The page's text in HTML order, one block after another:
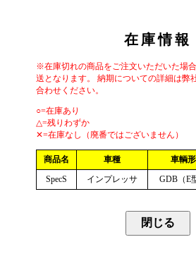
在庫情報
※在庫切れの商品をご注文いただいた場
送となります。 納期についての詳細は弊
合わせください。
○=在庫あり
△=残りわずか
✕=在庫なし（廃番ではございません）
商品名 車種 車輌
SpecS
インプレッサ GDB（E